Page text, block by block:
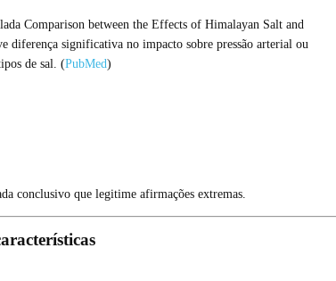
Comparison between the Effects of Himalayan Salt and
diferença significativa no impacto sobre pressão arterial ou
de sal. (PubMed)
conclusivo que legitime afirmações extremas.